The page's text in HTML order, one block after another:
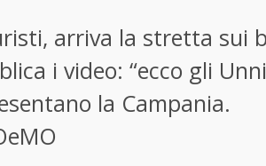
arriva la stretta sui
i video: “ecco gli
la Campania.